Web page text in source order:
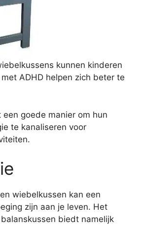
kunnen kinderen
ADHD helpen zich beter te
goede manier om hun
te kanaliseren voor
wiebelkussen kan een
zijn aan je leven. Het
biedt namelijk